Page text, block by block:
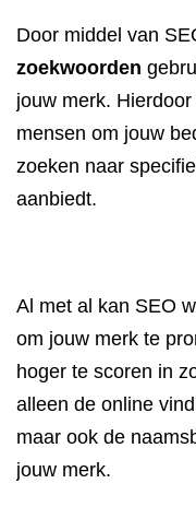
Door middel van
zoekwoorden
jouw merk.
mensen om jouw
zoeken naar
aanbiedt.
Al met al kan SEO
om jouw merk te
hoger te scoren in
alleen de online
maar ook de
jouw merk.